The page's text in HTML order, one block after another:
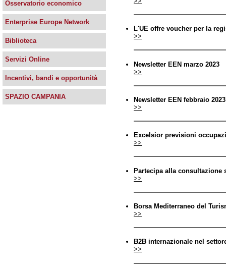
L'UE offre voucher per la
>>
Newsletter EEN marzo 2023
>>
Newsletter EEN febbraio 2023
>>
Excelsior previsioni
>>
Partecipa alla
>>
Borsa Mediterraneo del
>>
B2B internazionale nel
>>
Osservatorio economico
Enterprise Europe Network
Biblioteca
Servizi Online
Incentivi, bandi e opportunità
SPAZIO CAMPANIA